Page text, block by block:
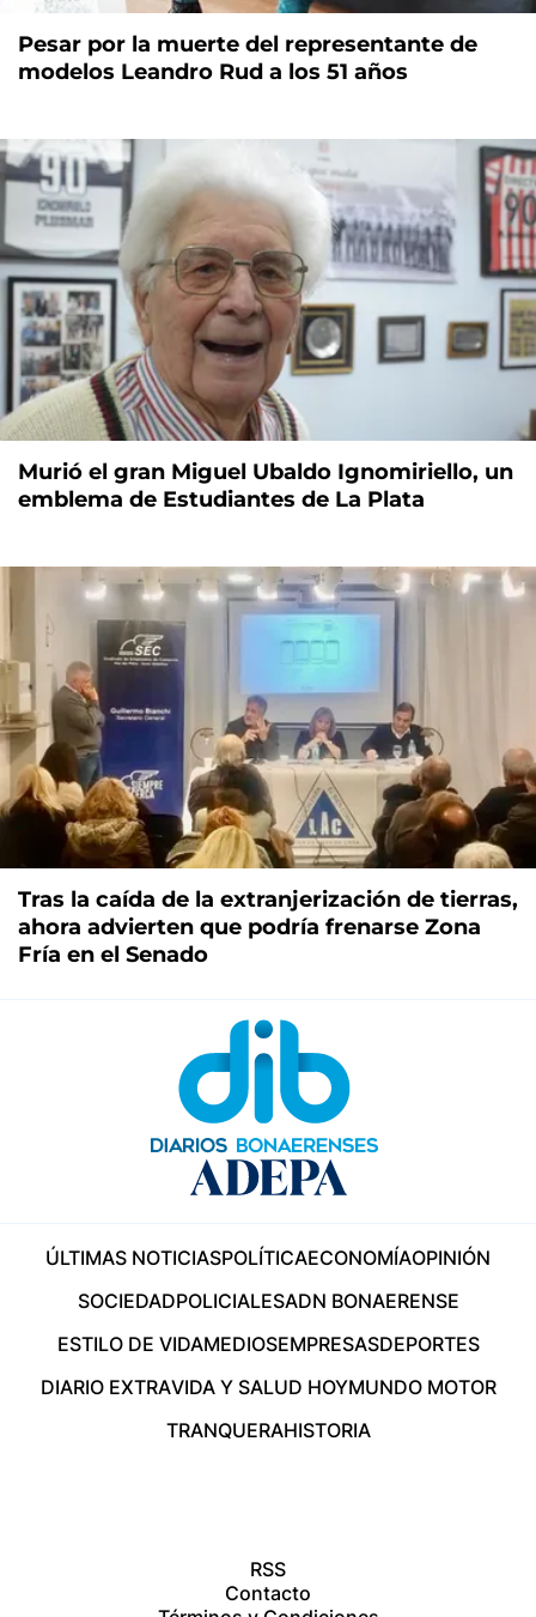
Pesar por la muerte del representante de
modelos Leandro Rud a los 51 años
Murió el gran Miguel Ubaldo Ignomiriello, un
emblema de Estudiantes de La Plata
Tras la caída de la extranjerización de tierras,
ahora advierten que podría frenarse Zona
Fría en el Senado
ÚLTIMAS NOTICIASPOLÍTICAECONOMÍAOPINIÓN
SOCIEDADPOLICIALESADN BONAERENSE
ESTILO DE VIDAMEDIOSEMPRESASDEPORTES
DIARIO EXTRAVIDA Y SALUD HOYMUNDO MOTOR
TRANQUERAHISTORIA
RSS
Contacto